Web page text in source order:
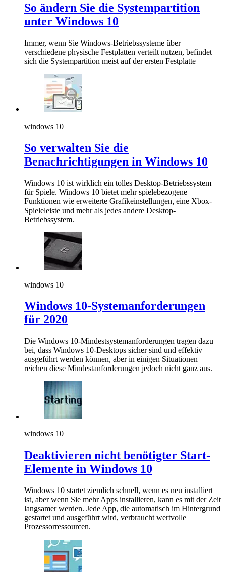
So ändern Sie die Systempartition
unter Windows 10
Immer, wenn Sie Windows-Betriebssysteme über
verschiedene physische Festplatten verteilt nutzen, befindet
sich die Systempartition meist auf der ersten Festplatte
windows 10
So verwalten Sie die
Benachrichtigungen in Windows 10
Windows 10 ist wirklich ein tolles Desktop-Betriebssystem
für Spiele. Windows 10 bietet mehr spielebezogene
Funktionen wie erweiterte Grafikeinstellungen, eine Xbox-
Spieleleiste und mehr als jedes andere Desktop-
Betriebssystem.
windows 10
Windows 10-Systemanforderungen
für 2020
Die Windows 10-Mindestsystemanforderungen tragen dazu
bei, dass Windows 10-Desktops sicher sind und effektiv
ausgeführt werden können, aber in einigen Situationen
reichen diese Mindestanforderungen jedoch nicht ganz aus.
windows 10
Deaktivieren nicht benötigter Start-
Elemente in Windows 10
Windows 10 startet ziemlich schnell, wenn es neu installiert
ist, aber wenn Sie mehr Apps installieren, kann es mit der Zeit
langsamer werden. Jede App, die automatisch im Hintergrund
gestartet und ausgeführt wird, verbraucht wertvolle
Prozessorressourcen.